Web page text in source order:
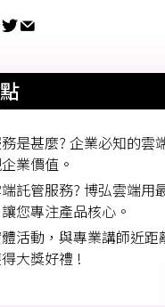
是甚麼? 企業必知的雲
業價值。
託管服務? 博弘雲端用
您專注產品核心。
活動，與專業講師近距
大獎好禮 !